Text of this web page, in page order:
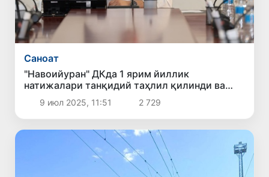
Саноат
"Навоийуран" ДКда 1 ярим йиллик
натижалари танқидий таҳлил қилинди ва
устувор вазифалар белгилаб олинди
9 июл 2025, 11:51 2 729